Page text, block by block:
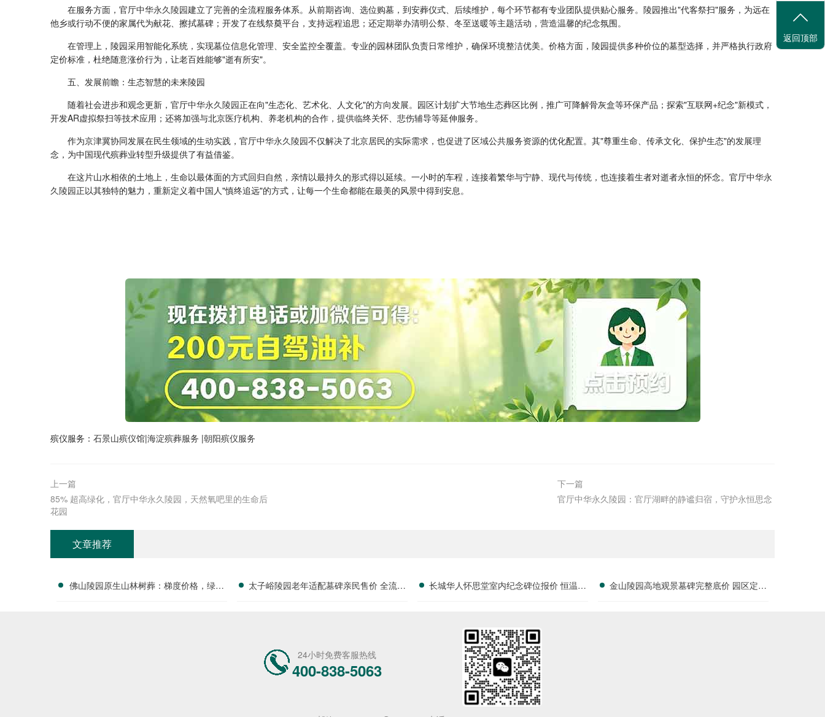
在服务方面，官厅中华永久陵园建立了完善的全流程服务体系。从前期咨询、选位购墓，到安葬仪式、后续维护，每个环节都有专业团队提供贴心服务。陵园推出"代客祭扫"服务，为远在
他乡或行动不便的家属代为献花、擦拭墓碑；开发了在线祭奠平台，支持远程追思；还定期举办清明公祭、冬至送暖等主题活动，营造温馨的纪念氛围。
在管理上，陵园采用智能化系统，实现墓位信息化管理、安全监控全覆盖。专业的园林团队负责日常维护，确保环境整洁优美。价格方面，陵园提供多种价位的墓型选择，并严格执行政府
定价标准，杜绝随意涨价行为，让老百姓能够"逝有所安"。
五、发展前瞻：生态智慧的未来陵园
随着社会进步和观念更新，官厅中华永久陵园正在向"生态化、艺术化、人文化"的方向发展。园区计划扩大节地生态葬区比例，推广可降解骨灰盒等环保产品；探索"互联网+纪念"新模式，
开发AR虚拟祭扫等技术应用；还将加强与北京医疗机构、养老机构的合作，提供临终关怀、悲伤辅导等延伸服务。
作为京津冀协同发展在民生领域的生动实践，官厅中华永久陵园不仅解决了北京居民的实际需求，也促进了区域公共服务资源的优化配置。其"尊重生命、传承文化、保护生态"的发展理
念，为中国现代殡葬业转型升级提供了有益借鉴。
在这片山水相依的土地上，生命以最体面的方式回归自然，亲情以最持久的形式得以延续。一小时的车程，连接着繁华与宁静、现代与传统，也连接着生者对逝者永恒的怀念。官厅中华永
久陵园正以其独特的魅力，重新定义着中国人"慎终追远"的方式，让每一个生命都能在最美的风景中得到安息。
殡仪服务： 石景山殡仪馆|海淀殡葬服务 |朝阳殡仪服务
上一篇
85% 超高绿化，官厅中华永久陵园，天然氧吧里的生命后
花园
下一篇
官厅中华永久陵园：官厅湖畔的静谧归宿，守护永恒思念
文章推荐
佛山陵园原生山林树葬：梯度价格，绿植
太子峪陵园老年适配墓碑亲民售价 全流程
长城华人怀思堂室内纪念碑位报价 恒温寄
金山陵园高地观景墓碑完整底价 园区定期
24小时免费客服热线
400-838-5063
返回顶部